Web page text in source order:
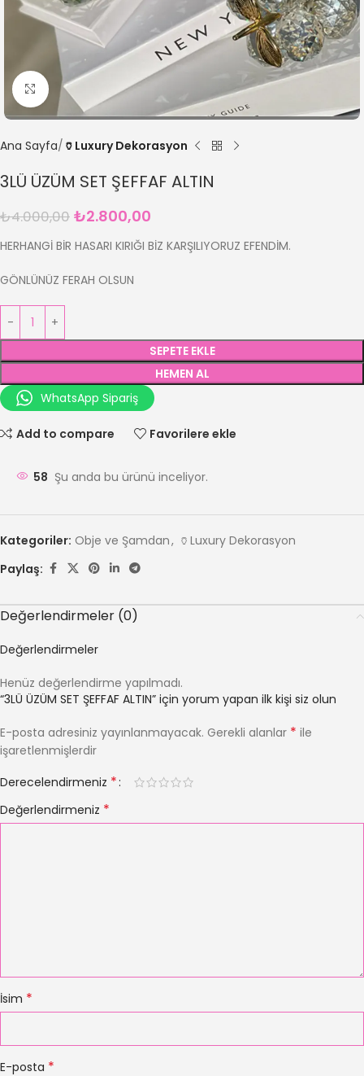
Büyütmek için tıklayın
Ana Sayfa 🏺Luxury Dekorasyon
3LÜ ÜZÜM SET ŞEFFAF ALTIN
₺4.000,00 ₺2.800,00
HERHANGİ BİR HASARI KIRIĞI BİZ KARŞILIYORUZ EFENDİM.
GÖNLÜNÜZ FERAH OLSUN
SEPETE EKLE
HEMEN AL
WhatsApp Sipariş
Add to compare Favorilere ekle
58 Şu anda bu ürünü inceliyor.
Kategoriler: Obje ve Şamdan, 🏺Luxury Dekorasyon
Paylaş:
Değerlendirmeler (0)
Değerlendirmeler
Henüz değerlendirme yapılmadı.
“3LÜ ÜZÜM SET ŞEFFAF ALTIN” için yorum yapan ilk kişi siz olun
E-posta adresiniz yayınlanmayacak. Gerekli alanlar * ile
işaretlenmişlerdir
Derecelendirmeniz *
Değerlendirmeniz *
İsim *
E-posta *